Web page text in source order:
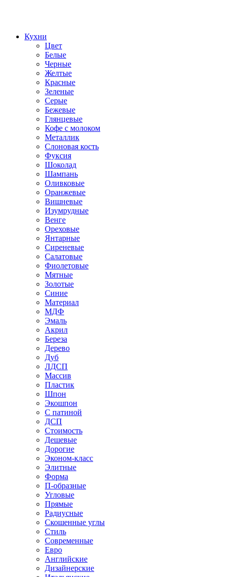
Кухни
Цвет
Белые
Черные
Желтые
Красные
Зеленые
Серые
Бежевые
Глянцевые
Кофе с молоком
Металлик
Слоновая кость
Фуксия
Шоколад
Шампань
Оливковые
Оранжевые
Вишневые
Изумрудные
Венге
Ореховые
Янтарные
Сиреневые
Салатовые
Фиолетовые
Мятные
Золотые
Синие
Материал
МДФ
Эмаль
Акрил
Береза
Дерево
Дуб
ЛДСП
Массив
Пластик
Шпон
Экошпон
С патиной
ДСП
Стоимость
Дешевые
Дорогие
Эконом-класс
Элитные
Форма
П-образные
Угловые
Прямые
Радиусные
Скошенные углы
Стиль
Современные
Евро
Английские
Дизайнерские